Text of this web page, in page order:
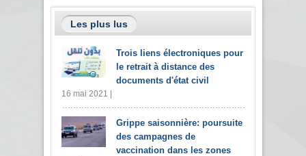
Les plus lus
Trois liens électroniques pour
le retrait à distance des
documents d'état civil
16 mai 2021 |
Grippe saisonnière: poursuite
des campagnes de
vaccination dans les zones